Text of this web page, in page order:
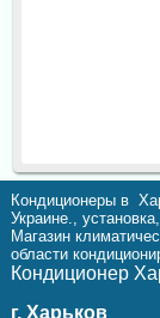
Кондиционеры в
Украине.,
Магазин
области
Кондиционер
г. Харьков